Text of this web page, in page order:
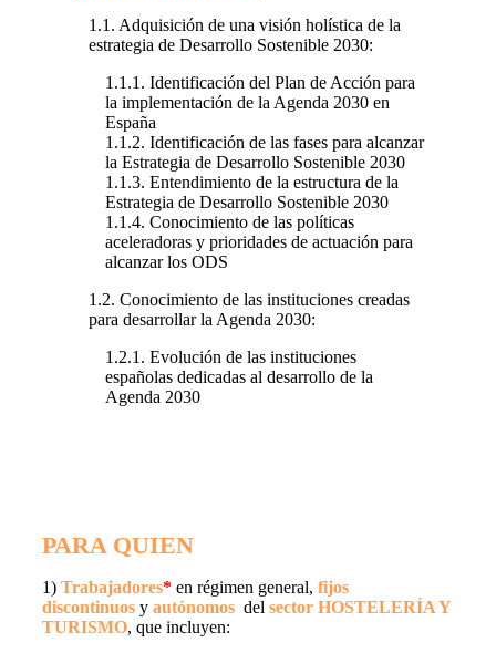
1.1. Adquisición de una visión holística de la
estrategia de Desarrollo Sostenible 2030:
1.1.1. Identificación del Plan de Acción para
la implementación de la Agenda 2030 en
España
1.1.2. Identificación de las fases para alcanzar
la Estrategia de Desarrollo Sostenible 2030
1.1.3. Entendimiento de la estructura de la
Estrategia de Desarrollo Sostenible 2030
1.1.4. Conocimiento de las políticas
aceleradoras y prioridades de actuación para
alcanzar los ODS
1.2. Conocimiento de las instituciones creadas
para desarrollar la Agenda 2030:
1.2.1. Evolución de las instituciones
españolas dedicadas al desarrollo de la
Agenda 2030
PARA QUIEN
1) Trabajadores* en régimen general, fijos
discontinuos y autónomos del sector HOSTELERÍA Y
TURISMO, que incluyen: